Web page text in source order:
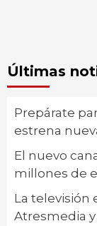
Últimas
Prepárate
estrena
El nuevo
millones de
La televisión
Atresmedia